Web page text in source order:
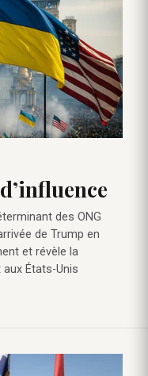
des ONG
de Trump en
et révèle la
États-Unis